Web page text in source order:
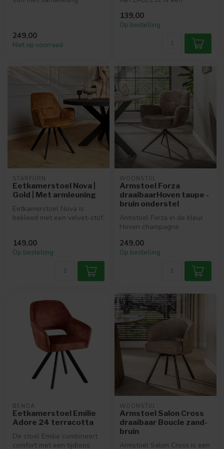
249,00
Niet op voorraad
eetkamers...
139,00
Op bestelling
STARFURN
Eetkamerstoel Nova |
Gold | Met armleuning
Eetkamerstoel Nova is
bekleed met een velvet-stof.
149,00
Op bestelling
WOONSTIJL
Armstoel Forza
draaibaarHoven taupe -
bruin onderstel
Armstoel Forza in de kleur
Hoven champagne
met optim...
249,00
Op bestelling
BENOA
Eetkamerstoel Emilie
Adore 24 terracotta
De stoel Emilie combineert
comfort met een tijdloos
WOONSTIJL
Armstoel Salon Cross
draaibaar Boucle zand-
bruin
Armstoel Salon Cross is een